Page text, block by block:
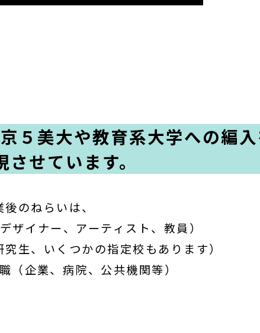
５美大や教育系大学への編
させています。
後のねらいは、
ザイナー、アーティスト、教員）
生、いくつかの指定校もあります）
（企業、病院、公共機関等）